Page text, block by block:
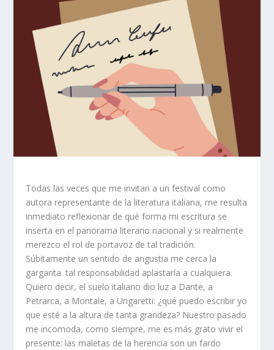
Todas las veces que me invitan a un festival como
autora representante de la literatura italiana, me resulta
inmediato reflexionar de qué forma mi escritura se
inserta en el panorama literario nacional y si realmente
merezco el rol de portavoz de tal tradición.
Súbitamente un sentido de angustia me cerca la
garganta. tal responsabilidad aplastaría a cualquiera.
Quiero decir, el suelo italiano dio luz a Dante, a
Petrarca, a Montale, a Ungaretti: ¿qué puedo escribir yo
que esté a la altura de tanta grandeza? Nuestro pasado
me incomoda, como siempre, me es más grato vivir el
presente: las maletas de la herencia son un fardo